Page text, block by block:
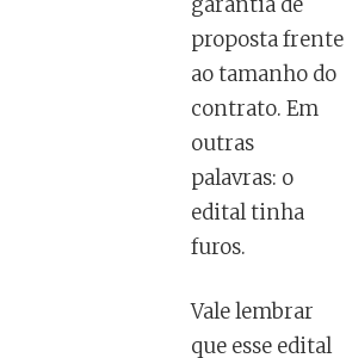
proposta frente
ao tamanho do
contrato. Em
outras
palavras: o
edital tinha
furos.
Vale lembrar
que esse edital